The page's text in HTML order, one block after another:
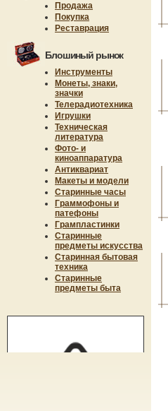
Продажа
Покупка
Реставрация
Блошиный рынок
Инструменты
Монеты, знаки,
значки
Телерадиотехника
Игрушки
Техническая
литература
Фото- и
киноаппаратура
Антиквариат
Макеты и модели
Старинные часы
Граммофоны и
патефоны
Грампластинки
Старинные
предметы искусства
Старинная бытовая
техника
Старинные
предметы быта